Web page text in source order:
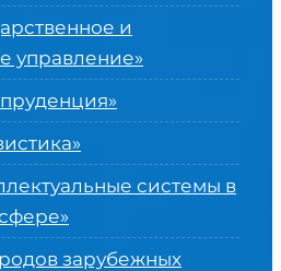
и
управление»
системы в
»
зарубежных